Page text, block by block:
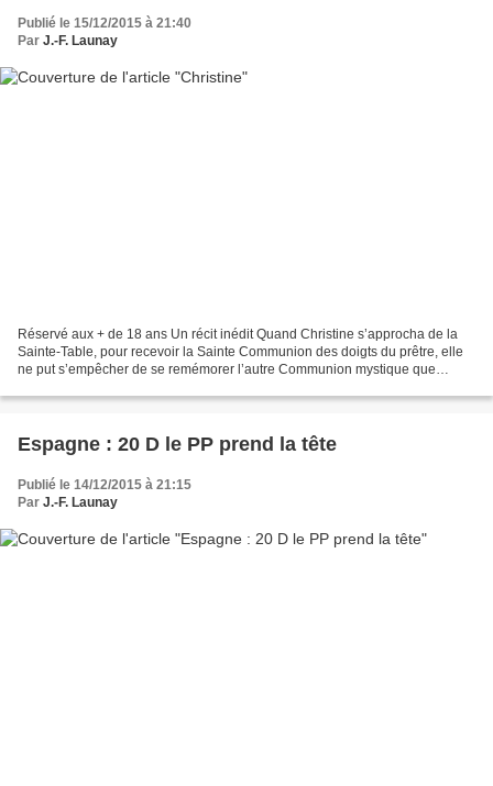
Publié le 15/12/2015 à 21:40
Par J.-F. Launay
Réservé aux + de 18 ans Un récit inédit Quand Christine s’approcha de la
Sainte-Table, pour recevoir la Sainte Communion des doigts du prêtre, elle
ne put s’empêcher de se remémorer l’autre Communion mystique que
Espagne : 20 D le PP prend la tête
Publié le 14/12/2015 à 21:15
Par J.-F. Launay